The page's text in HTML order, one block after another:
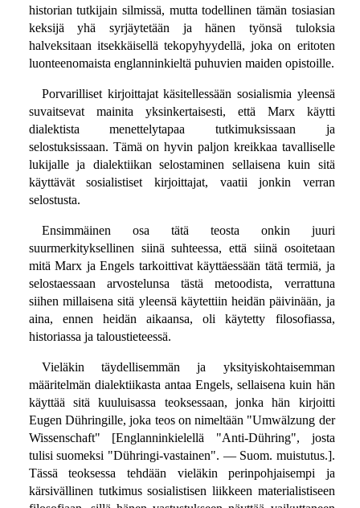
historian tutkijain silmissä, mutta todellinen tämän tosiasian
keksijä yhä syrjäytetään ja hänen työnsä tuloksia
halveksitaan itsekkäisellä tekopyhyydellä, joka on eritoten
luonteenomaista englanninkieltä puhuvien maiden opistoille.
Porvarilliset kirjoittajat käsitellessään sosialismia yleensä
suvaitsevat mainita yksinkertaisesti, että Marx käytti
dialektista menettelytapaa tutkimuksissaan ja
selostuksissaan. Tämä on hyvin paljon kreikkaa tavalliselle
lukijalle ja dialektiikan selostaminen sellaisena kuin sitä
käyttävät sosialistiset kirjoittajat, vaatii jonkin verran
selostusta.
Ensimmäinen osa tätä teosta onkin juuri
suurmerkityksellinen siinä suhteessa, että siinä osoitetaan
mitä Marx ja Engels tarkoittivat käyttäessään tätä termiä, ja
selostaessaan arvostelunsa tästä metoodista, verrattuna
siihen millaisena sitä yleensä käytettiin heidän päivinään, ja
aina, ennen heidän aikaansa, oli käytetty filosofiassa,
historiassa ja taloustieteessä.
Vieläkin täydellisemmän ja yksityiskohtaisemman
määritelmän dialektiikasta antaa Engels, sellaisena kuin hän
käyttää sitä kuuluisassa teoksessaan, jonka hän kirjoitti
Eugen Dühringille, joka teos on nimeltään "Umwälzung der
Wissenschaft" [Englanninkielellä "Anti-Dühring", josta
tulisi suomeksi "Dühringi-vastainen". — Suom. muistutus.].
Tässä teoksessa tehdään vieläkin perinpohjaisempi ja
kärsivällinen tutkimus sosialistisen liikkeen materialistiseen